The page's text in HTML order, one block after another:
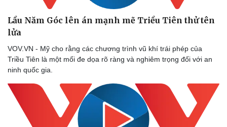
Lầu Năm Góc lên án mạnh mẽ Triều Tiên thử tên
lửa
VOV.VN - Mỹ cho rằng các chương trình vũ khí trái phép của
Triều Tiên là một mối đe dọa rõ ràng và nghiêm trọng đối với an
ninh quốc gia.